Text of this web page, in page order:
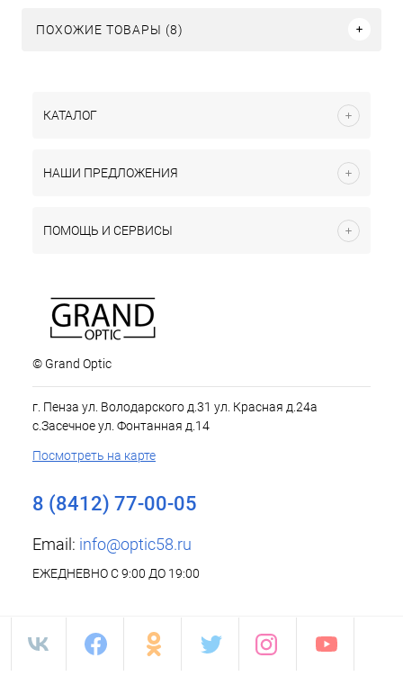
ПОХОЖИЕ ТОВАРЫ (8)
КАТАЛОГ
НАШИ ПРЕДЛОЖЕНИЯ
ПОМОЩЬ И СЕРВИСЫ
© Grand Optic
г. Пенза ул. Володарского д.31 ул. Красная д.24а
с.Засечное ул. Фонтанная д.14
Посмотреть на карте
8 (8412) 77-00-05
Email: info@optic58.ru
ЕЖЕДНЕВНО С 9:00 ДО 19:00